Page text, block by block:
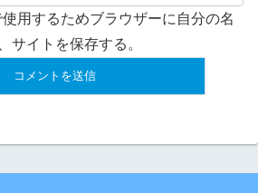
用するためブラウザーに自分の名
サイトを保存する。